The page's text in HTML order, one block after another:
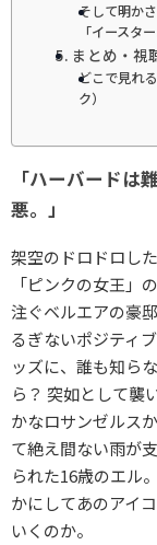
そして明か
「イースタ
5. まとめ・視
どこで見れ
ク）
「ハーバードは
悪。」
架空のドロドロし
「ピンクの女王」
注ぐベルエアの豪
るぎないポジティ
ッズに、誰も知ら
ら？ 突如として襲
かなロサンゼルス
て絶え間ない雨が
られた16歳のエル
かにしてあのアイ
いくのか。